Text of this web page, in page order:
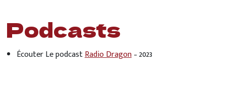
Podcasts
Écouter Le podcastRadio Dragon– 2023